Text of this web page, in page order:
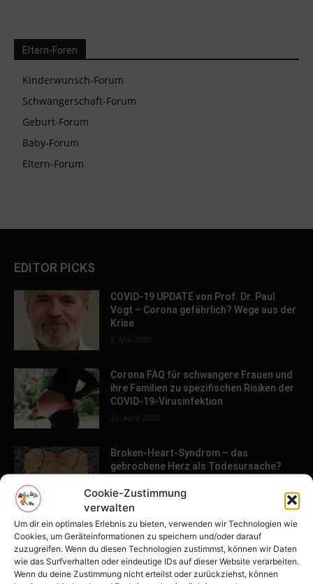
Cookie-Zustimmung
verwalten
Um dir ein optimales Erlebnis zu bieten, verwenden wir Technologien wie
Cookies, um Geräteinformationen zu speichern und/oder darauf
zuzugreifen. Wenn du diesen Technologien zustimmst, können wir Daten
wie das Surfverhalten oder eindeutige IDs auf dieser Website verarbeiten.
Wenn du deine Zustimmung nicht erteilst oder zurückziehst, können
Eltern-Foren
Kinderwunsch-Forum
Schwangerschaft-Forum
Geburt-Forum
Baby-Forum
Eltern-Forum
EDITOR PICKS
COVID-19 UPDATE von Prof. Dr. Paul
Vogt – Corona gefährlich? Wege aus der
Krise
5. Mai 2020
Corona FAQ für schwangere Frauen und
ihre Familien zu spezifischen Risiken der
COVID-19-Virusinfektion
21. April 2020
Broken-Heart-Syndrom – das
gebrochene Herz als Todesursache?
4 Phasen der Finanzkrise – Erst Phase 2
– Was Dich bei der letzten Phase
erwartet!
21. April 2020